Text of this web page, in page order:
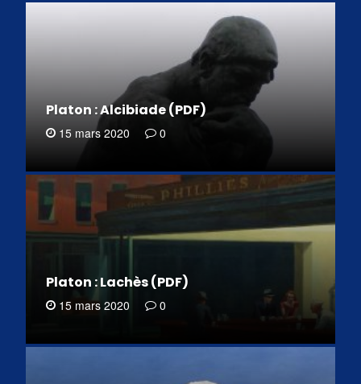
Platon : Alcibiade (PDF)
15 mars 2020 0
Platon : Lachès (PDF)
15 mars 2020 0